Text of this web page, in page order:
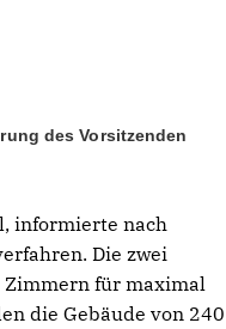
des Vorsitzenden
informierte nach
Die zwei
für maximal
die Gebäude von 240